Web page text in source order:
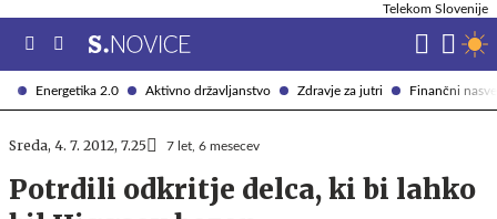
Energetika 2.0 Aktivno državljanstvo Zdravje za jutri Finančni
Telekom Slovenije
Sreda, 4. 7. 2012, 7.25 7 let, 6 mesecev
Potrdili odkritje delca, ki bi lahko